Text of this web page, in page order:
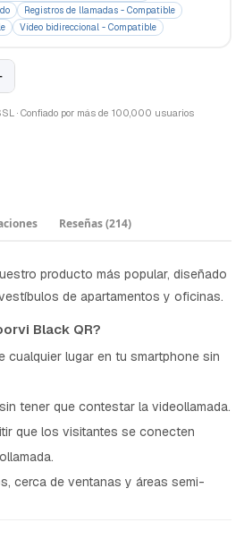
Registros de llamadas - Compatible
Vídeo bidireccional - Compatible
· Confiado por más de 100,000 usuarios
Reseñas(214)
producto más popular, diseñado
de apartamentos y oficinas.
Black QR?
cualquier lugar en tu smartphone sin
tener que contestar la videollamada.
que los visitantes se conecten
cerca de ventanas y áreas semi-